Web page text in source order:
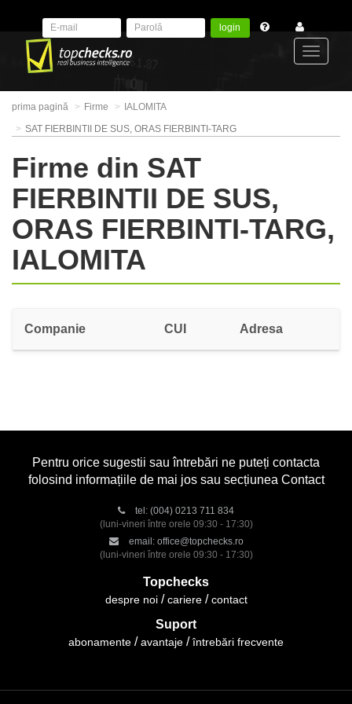
login
prima pagină Firme
IALOMITA
SAT FIERBINTII DE SUS, ORAS FIERBINTI-TARG
Firme din SAT
FIERBINTII DE SUS,
ORAS FIERBINTI-TARG,
IALOMITA
Companie CUI Adresa
Pentru orice sugestii sau întrebări ne puteți contacta
folosind informațiile de mai jos sau secțiunea Contact
tel: (004) 0213 711 834
(luni-vineri între orele 09:30 - 17:30)
email: office@topchecks.ro
(luni-vineri între orele 09:30 - 17:30)
Topchecks
despre noi cariere contact
Suport
abonamente avantaje întrebări frecvente